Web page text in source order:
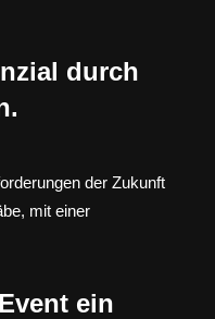
durch
der Zukunft
mit einer
ein